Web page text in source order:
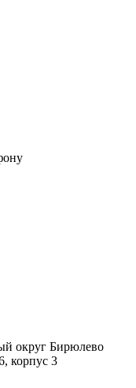
округ Бирюлево
корпус 3